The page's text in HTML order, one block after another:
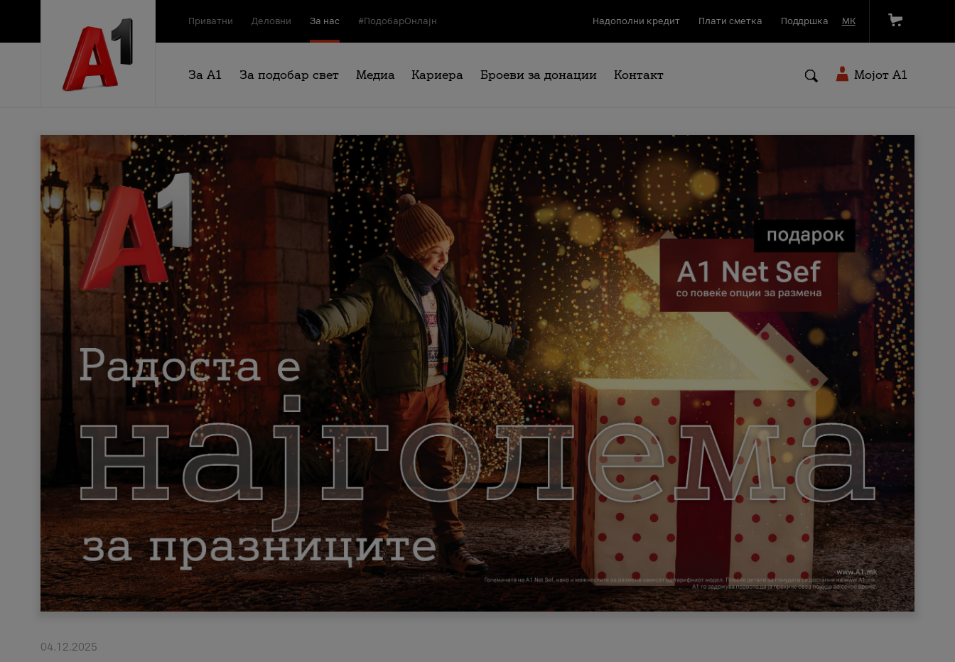
Приватни Деловни За нас #ПодобарОнлајн Надополни кредит Плати сметка Поддршка МК
За А1 За подобар свет Медиа Кариера Броеви за донации Контакт Мојот A1
04.12.2025